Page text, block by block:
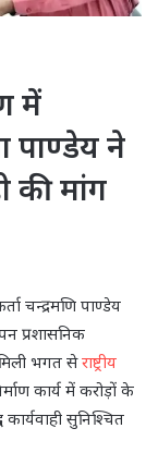
में
पाण्डेय ने
की मांग
चन्द्रमणि पाण्डेय
प्रशासनिक
भगत सेराष्ट्रीय
कार्य में करोड़ों के
सुनिश्चित